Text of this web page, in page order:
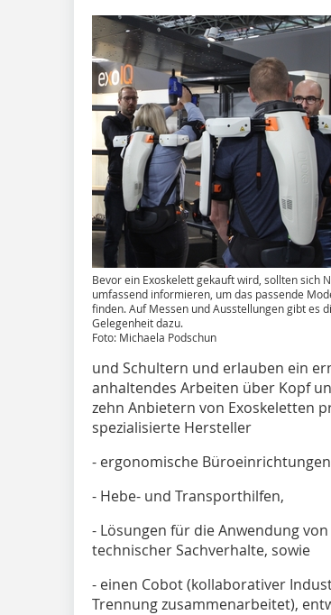
Bevor ein Exoskelett gekauft wird, sollten sich
umfassend informieren, um das passende
finden. Auf Messen und Ausstellungen gibt es
Gelegenheit dazu.
Foto: Michaela Podschun
und Schultern und erlauben ein
anhaltendes Arbeiten über Kopf
zehn Anbietern von Exoskeletten
spezialisierte Hersteller
- ergonomische
- Hebe- und Transporthilfen,
- Lösungen für die Anwendung
technischer Sachverhalte, sowie
- einen Cobot (kollaborativer
Trennung zusammenarbeitet),